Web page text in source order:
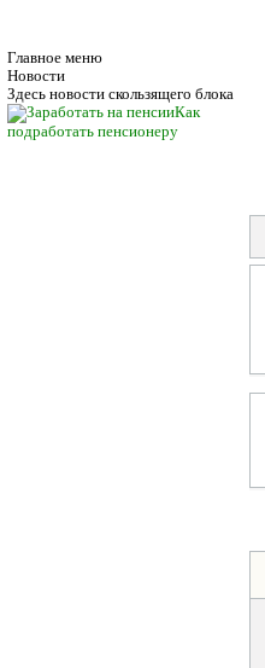
Главное меню
Новости
Здесь новости скользящего блока
Как
подработать пенсионеру